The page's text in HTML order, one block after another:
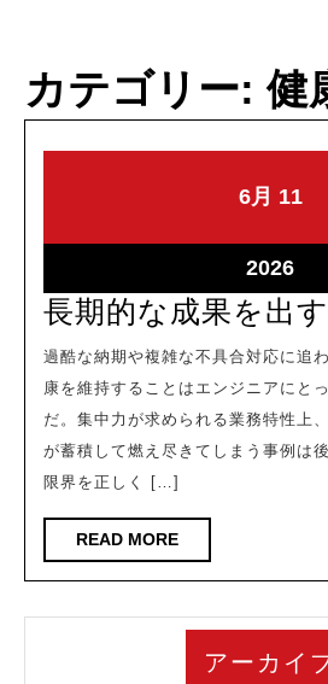
カテゴリー:健
6月 2026-
11
11
2026
06-
11
長期的な成果を出
過酷な納期や複雑な不具合対応に追われる中で、心身の健
康を維持することはエンジニアにと
だ。集中力が求められる業務特性上
が蓄積して燃え尽きてしまう事例は
限界を正しく […]
READ MOREREAD
MORE
アーカイ